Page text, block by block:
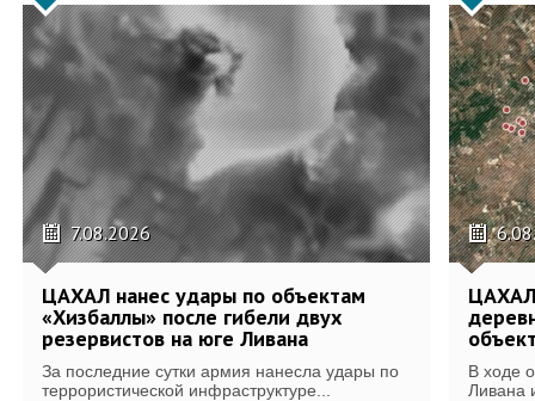
7.08.2026
ЦАХАЛ нанес удары по объектам
«Хизбаллы» после гибели двух
резервистов на юге Ливана
За последние сутки армия нанесла удары по
террористической инфраструктуре...
В ходе
Ливана